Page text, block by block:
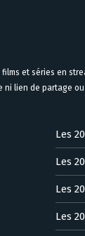
et séries en
lien de partage
Les
Les
Les
Les